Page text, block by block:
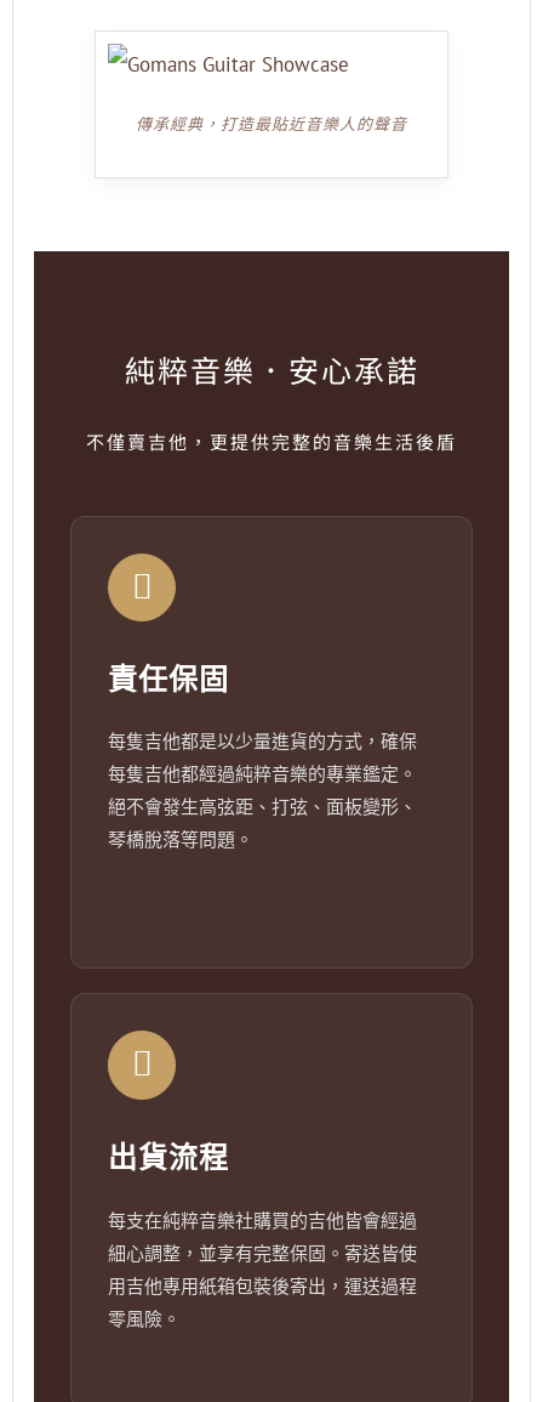
傳承經典，打造最貼近音樂人的聲音
純粹音樂．安心承諾
不僅賣吉他，更提供完整的音樂生活後盾
責任保固
每隻吉他都是以少量進貨的方式，確保
每隻吉他都經過純粹音樂的專業鑑定。
絕不會發生高弦距、打弦、面板變形、
琴橋脫落等問題。
出貨流程
每支在純粹音樂社購買的吉他皆會經過
細心調整，並享有完整保固。寄送皆使
用吉他專用紙箱包裝後寄出，運送過程
零風險。